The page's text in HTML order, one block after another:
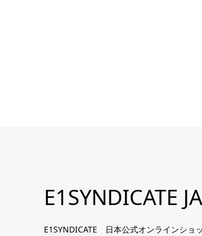
E1SYNDICATE
E1SYNDICATE 日本公式オンラインショ